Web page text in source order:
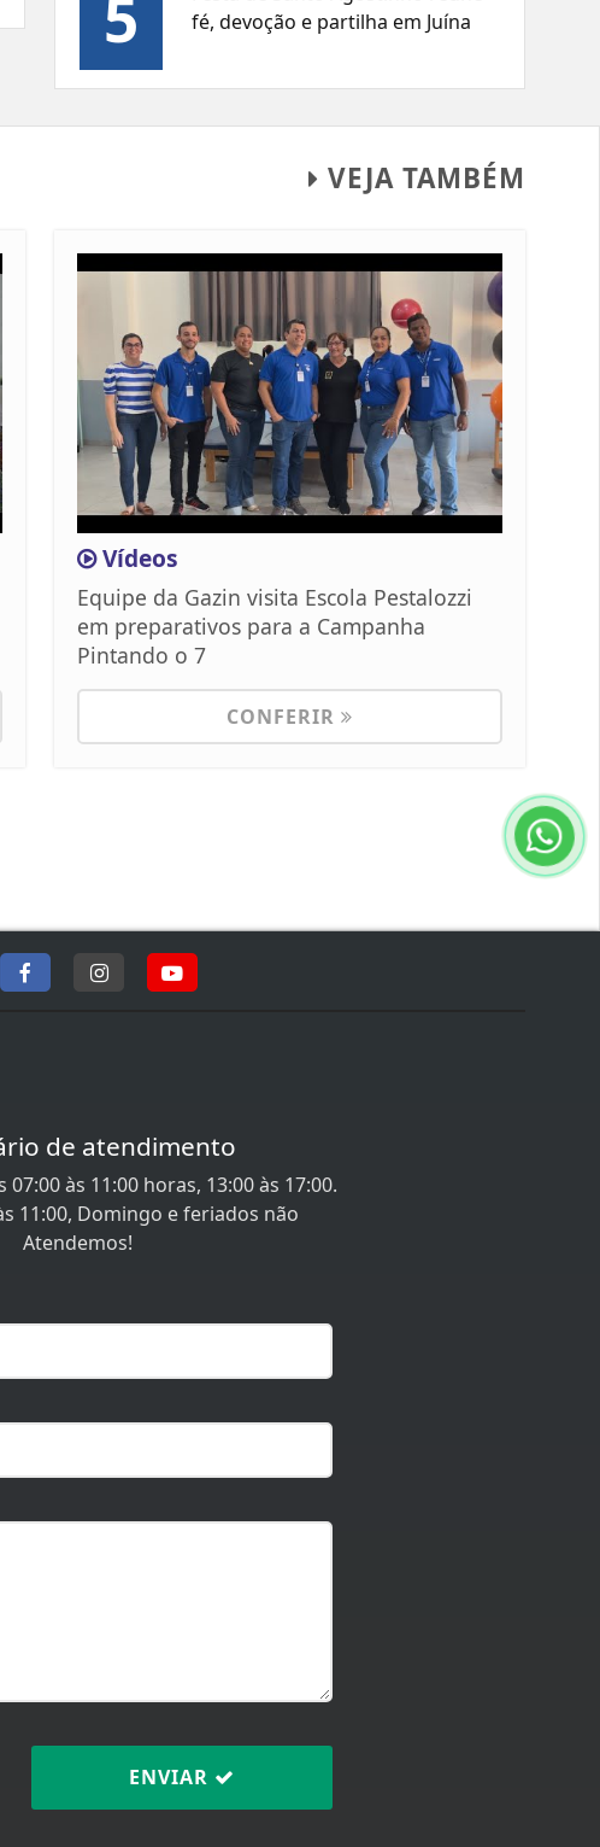
5
fé, devoção e partilha em Juína
VEJA TAMBÉM
Vídeos
Equipe da Gazin visita Escola Pestalozzi
em preparativos para a Campanha
Pintando o 7
CONFERIR
de atendimento
07:00 às 11:00 horas, 13:00 às 17:00.
11:00, Domingo e feriados não
Atendemos!
ENVIAR